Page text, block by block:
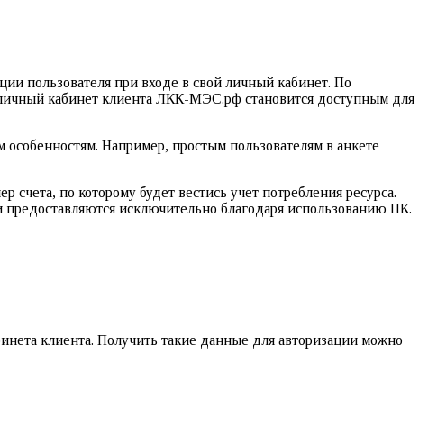
пользователя при входе в свой личный кабинет. По
кабинет клиента ЛКК-МЭС.рф становится доступным для
Например, простым пользователям в анкете
по которому будет вестись учет потребления ресурса.
исключительно благодаря использованию ПК.
клиента. Получить такие данные для авторизации можно